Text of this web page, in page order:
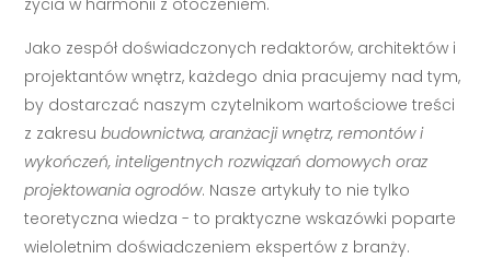
Jako zespół doświadczonych redaktorów, architektów i
projektantów wnętrz, każdego dnia pracujemy nad tym,
by dostarczać naszym czytelnikom wartościowe treści
z zakresubudownictwa, aranżacji wnętrz, remontów i
wykończeń, inteligentnych rozwiązań domowych oraz
projektowania ogrodów. Nasze artykuły to nie tylko
teoretyczna wiedza - to praktyczne wskazówki poparte
wieloletnim doświadczeniem ekspertów z branży.